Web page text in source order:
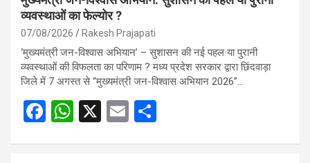
व्यवस्थाओं का फेल्योर ?
07/08/2026 Rakesh Prajapati
‘मुख्यमंत्री जन-विश्वास अभियान’ – सुशासन की नई पहल या पुरानी
व्यवस्थाओं की विफलता का परिणाम ? मध्य प्रदेश सरकार द्वारा छिंदवाड़ा
जिले में 7 अगस्त से “मुख्यमंत्री जन-विश्वास अभियान 2026”…
F
W X
E